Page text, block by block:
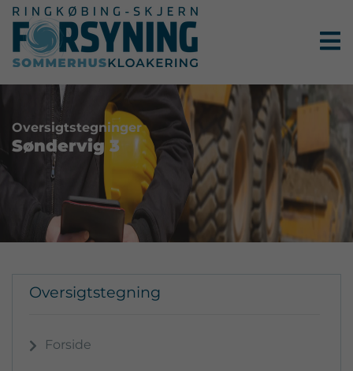
Oversigtstegninger
Søndervig 3
Oversigtstegning
Forside